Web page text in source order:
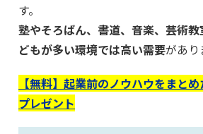
す。
塾やそろばん、書道、音楽、芸術
どもが多い環境では高い需要があり
【無料】起業前のノウハウをまと
プレゼント